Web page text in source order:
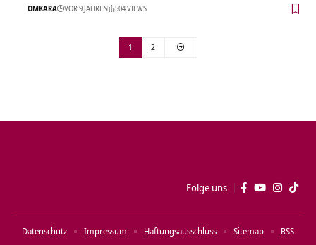
OMKARA VOR 9 JAHREN 504 VIEWS
1 2
Folge uns
Datenschutz Impressum Haftungsausschluss Sitemap RSS